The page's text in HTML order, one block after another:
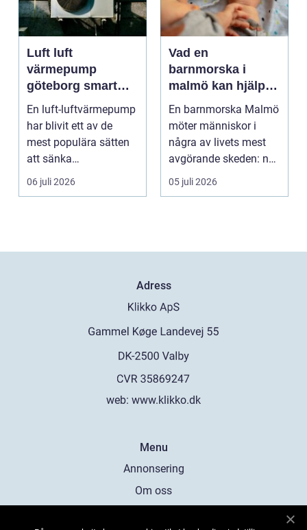
Luft luft
värmepump
göteborg smart
värme för
kustklimat
En luft-luftvärmepump
har blivit ett av de
mest populära sätten
att sänka
uppvärmningskostnad
er och ...
06 juli 2026
Vad en
barnmorska i
malmö kan hjälpa
till med genom
livets olika faser
En barnmorska Malmö
möter människor i
några av livets mest
avgörande skeden: när
en graviditet plane...
05 juli 2026
Adress
web: www.klikko.dk
Menu
Annonsering
Om oss